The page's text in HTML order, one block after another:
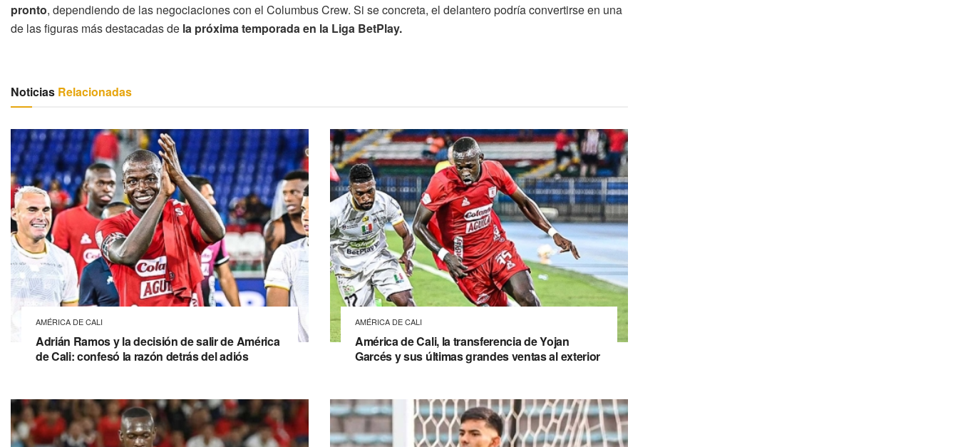
pronto, dependiendo de las negociaciones con el Columbus Crew. Si se concreta, el delantero podría convertirse en una
de las figuras más destacadas de la próxima temporada en la Liga BetPlay.
Noticias Relacionadas
AMÉRICA DE CALI
Adrián Ramos y la decisión de salir de América
de Cali: confesó la razón detrás del adiós
AMÉRICA DE CALI
América de Cali, la transferencia de Yojan
Garcés y sus últimas grandes ventas al exterior